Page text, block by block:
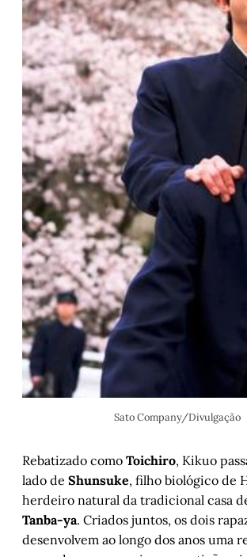
Sato Company/Divulgação
Rebatizado como Toichiro, Kikuo
lado de Shunsuke, filho biológico de
herdeiro natural da tradicional casa
Tanba-ya. Criados juntos, os dois
desenvolvem ao longo dos anos uma